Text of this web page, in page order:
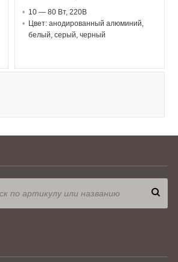
10 — 80 Вт, 220В
Цвет: анодированный алюминий,
белый, серый, черный